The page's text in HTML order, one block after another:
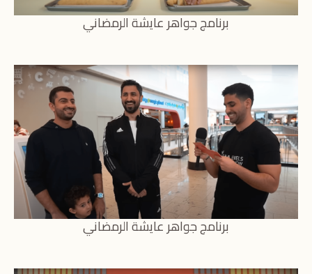
برنامج جواهر عايشة الرمضاني
برنامج جواهر عايشة الرمضاني